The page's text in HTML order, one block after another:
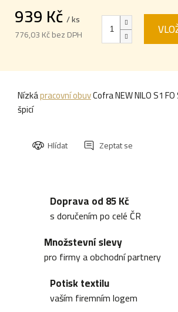
939 Kč / ks
776,03 Kč bez DPH
Nízkápracovní obuvCofra NEW NILO S1
špicí
Zeptat se
Hlídat
Doprava od 85 Kč
s doručením po celé ČR
Množstevní slevy
pro firmy a obchodní partnery
Potisk textilu
vaším firemním logem